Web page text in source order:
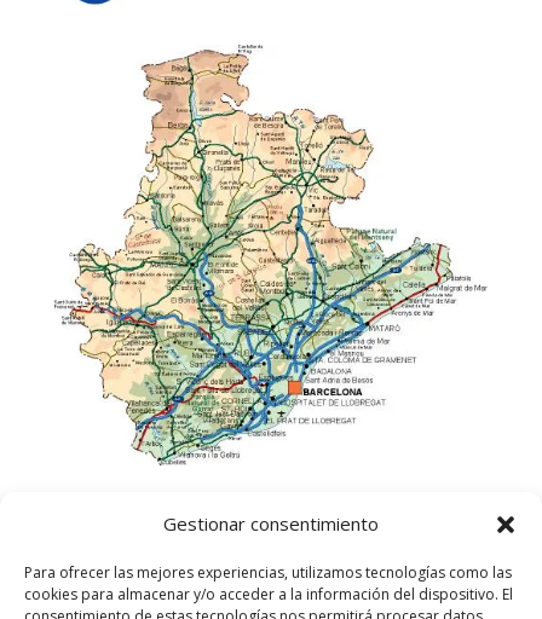
Gestionar consentimiento
Para ofrecer las mejores experiencias, utilizamos tecnologías como las
cookies para almacenar y/o acceder a la información del dispositivo. El